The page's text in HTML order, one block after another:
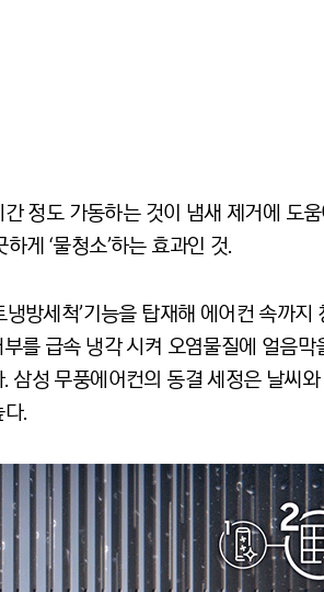
정도 가동하는 것이 냄새 제거에 도
게 ‘물청소’하는 효과인 것.
방세척’기능을 탑재해 에어컨 속까지
를 급속 냉각 시켜 오염물질에 얼음막
성 무풍에어컨의 동결 세정은 날씨
.